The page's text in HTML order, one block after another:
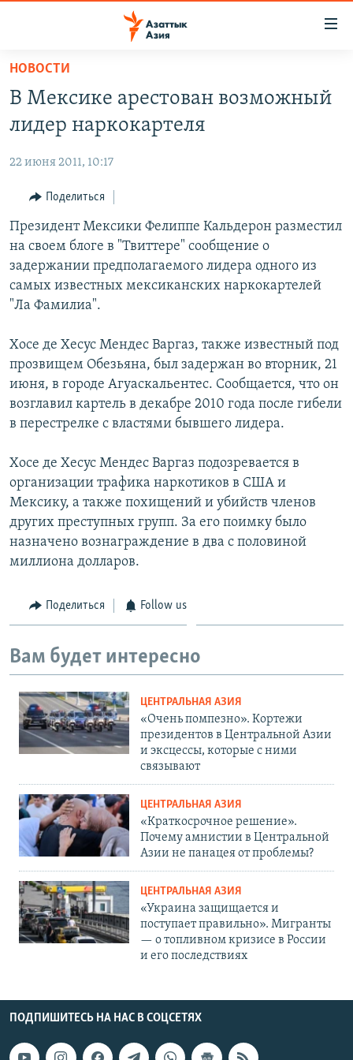
Вернуться
основному
содержанию
Вернутся
навигации
Вернутся
поиску
УЗБЕКИСТАН
ТАДЖИКИСТАН
ВОЙНА В УКРАИНЕ
НА ДРУГИХ ЯЗЫКАХ
ҚАЗАҚША
КЫРГЫЗЧА
ТОҶИКӢ
TÜRKMENÇE
Все сайты РСЕ/РС
НОВОСТИ
В Мексике арестован возможный
лидер наркокартеля
22 июня 2011, 10:17
Поделиться
Президент Мексики Фелиппе Кальдерон разместил
на своем блоге в "Твиттере" сообщение о
задержании предполагаемого лидера одного из
самых известных мексиканских наркокартелей
"Ла Фамилиа".
Хосе де Хесус Мендес Варгаз, также известный под
прозвищем Обезьяна, был задержан во вторник, 21
июня, в городе Агуаскальентес. Сообщается, что он
возглавил картель в декабре 2010 года после гибели
в перестрелке с властями бывшего лидера.
Хосе де Хесус Мендес Варгаз подозревается в
организации трафика наркотиков в США и
Мексику, а также похищений и убийств членов
других преступных групп. За его поимку было
назначено вознаграждение в два с половиной
миллиона долларов.
Поделиться Follow us
Вам будет интересно
ЦЕНТРАЛЬНАЯ АЗИЯ
«Очень помпезно». Кортежи
президентов в Центральной Азии
и эксцессы, которые с ними
связывают
ЦЕНТРАЛЬНАЯ АЗИЯ
«Краткосрочное решение».
Почему амнистии в Центральной
Азии не панацея от проблемы?
ЦЕНТРАЛЬНАЯ АЗИЯ
«Украина защищается и
поступает правильно». Мигранты
— о топливном кризисе в России
и его последствиях
ПОДПИШИТЕСЬ НА НАС В СОЦСЕТЯХ